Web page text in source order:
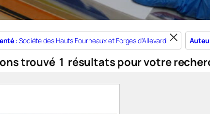
: Société des Hauts Fourneaux et Forges d'Allevard
trouvé 1 résultats pour votre